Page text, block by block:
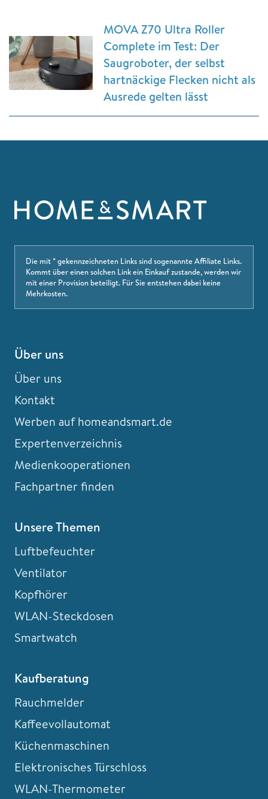
MOVA Z70 Ultra Roller
Complete im Test: Der
Saugroboter, der selbst
hartnäckige Flecken nicht als
Ausrede gelten lässt
Die mit * gekennzeichneten Links sind sogenannte Affiliate Links.
Kommt über einen solchen Link ein Einkauf zustande, werden wir
mit einer Provision beteiligt. Für Sie entstehen dabei keine
Mehrkosten.
Über uns
Über uns
Kontakt
Werben auf homeandsmart.de
Expertenverzeichnis
Medienkooperationen
Fachpartner finden
Unsere Themen
Luftbefeuchter
Ventilator
Kopfhörer
WLAN-Steckdosen
Smartwatch
Kaufberatung
Rauchmelder
Kaffeevollautomat
Küchenmaschinen
Elektronisches Türschloss
WLAN-Thermometer